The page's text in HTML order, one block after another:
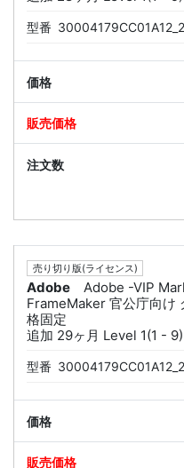
型番
売り切り版(ライセンス)
Adobe
Adobe -VIP
FrameMaker 官公庁向け
格固定
追加 29ヶ月 Level 1(1 - 9)
型番